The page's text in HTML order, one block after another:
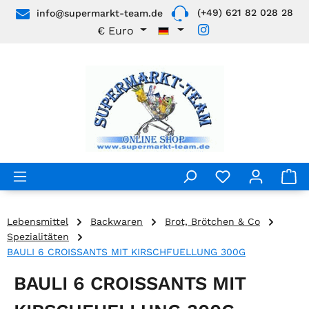
Zum Hauptinhalt springen
info@supermarkt-team.de (+49) 621 82 028 28
€ Euro
Lebensmittel Backwaren
Brot, Brötchen & Co
Spezialitäten
BAULI 6 CROISSANTS MIT KIRSCHFUELLUNG 300G
BAULI 6 CROISSANTS MIT